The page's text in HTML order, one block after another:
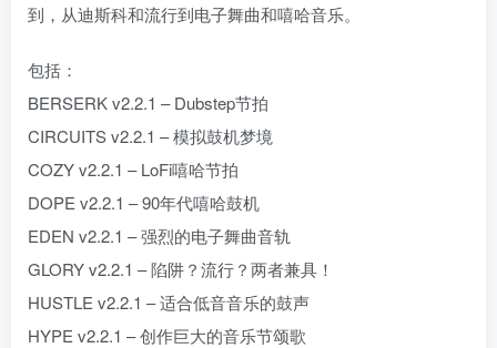
到，从迪斯科和流行到电子舞曲和嘻哈音乐。
包括：
BERSERK v2.2.1 – Dubstep节拍
CIRCUITS v2.2.1 – 模拟鼓机梦境
COZY v2.2.1 – LoFi嘻哈节拍
DOPE v2.2.1 – 90年代嘻哈鼓机
EDEN v2.2.1 – 强烈的电子舞曲音轨
GLORY v2.2.1 – 陷阱？流行？两者兼具！
HUSTLE v2.2.1 – 适合低音音乐的鼓声
HYPE v2.2.1 – 创作巨大的音乐节颂歌